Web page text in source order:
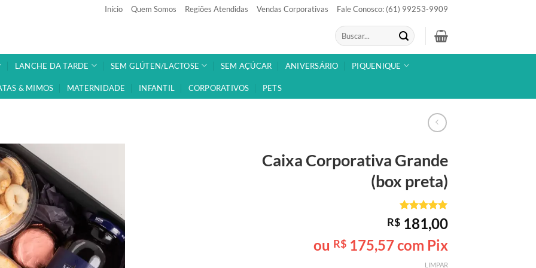
Início Quem Somos Regiões Atendidas Vendas Corporativas Fale Conosco: (61) 99253-9909
Pesquisar
por:
LANCHE DA TARDE SEM GLÚTEN/LACTOSE SEM AÇÚCAR ANIVERSÁRIO PIQUENIQUE
& MIMOS MATERNIDADE INFANTIL CORPORATIVOS PETS
Caixa CorporativaGrande
(box preta)
Avaliado
como5de
5, com
baseado em
1
R$ 181,00
ou R$ 175,57com Pix
LIMPAR